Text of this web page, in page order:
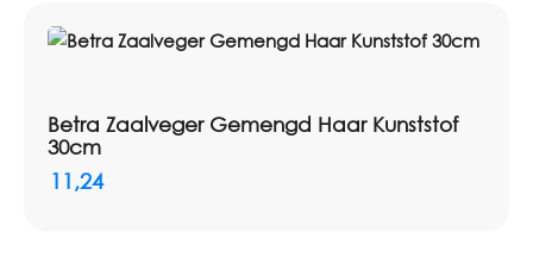
Betra Zaalveger Gemengd Haar Kunststof
30cm
11,24